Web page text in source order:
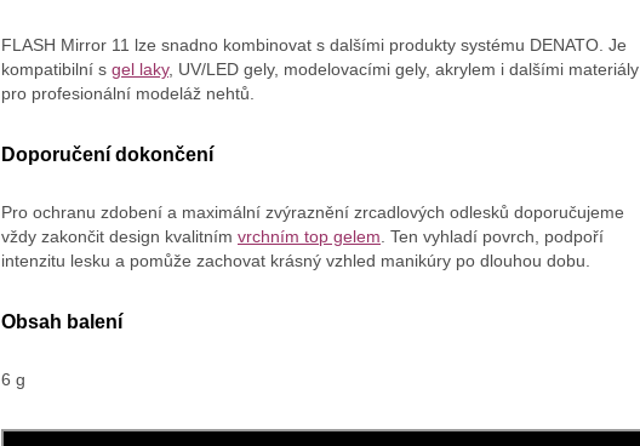
FLASH Mirror 11 lze snadno kombinovat s dalšími produkty systému DENATO. Je
kompatibilní s gel laky, UV/LED gely, modelovacími gely, akrylem i dalšími materiály
pro profesionální modeláž nehtů.
Doporučení dokončení
Pro ochranu zdobení a maximální zvýraznění zrcadlových odlesků doporučujeme
vždy zakončit design kvalitním vrchním top gelem . Ten vyhladí povrch, podpoří
intenzitu lesku a pomůže zachovat krásný vzhled manikúry po dlouhou dobu.
Obsah balení
6 g